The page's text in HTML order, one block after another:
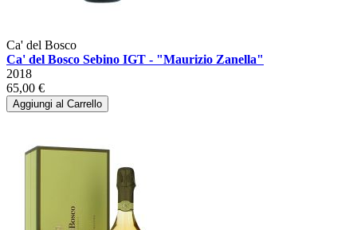
Ca' del Bosco
Ca' del Bosco Sebino IGT - "Maurizio Zanella"
2018
65,00 €
Aggiungi al Carrello